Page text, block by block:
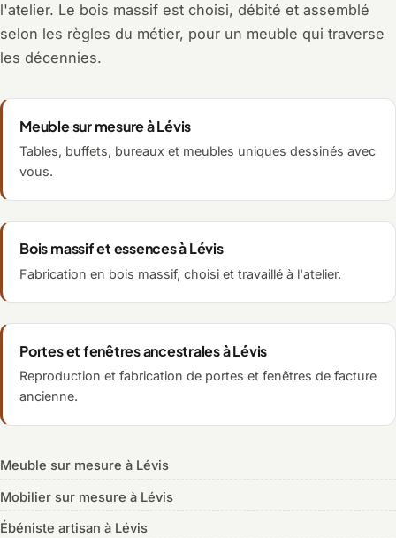
l'atelier. Le bois massif est choisi, débité et assemblé
selon les règles du métier, pour un meuble qui traverse
les décennies.
Meuble sur mesure à Lévis
Tables, buffets, bureaux et meubles uniques dessinés avec
vous.
Bois massif et essences à Lévis
Fabrication en bois massif, choisi et travaillé à l'atelier.
Portes et fenêtres ancestrales à Lévis
Reproduction et fabrication de portes et fenêtres de facture
ancienne.
Meuble sur mesure à Lévis
Mobilier sur mesure à Lévis
Ébéniste artisan à Lévis